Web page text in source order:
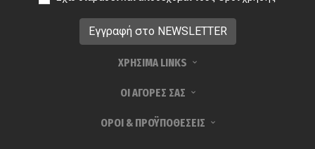
ΧΡΗΣΙΜΑ LINKS
ΟΙ ΑΓΟΡΕΣ ΣΑΣ
ΟΡΟΙ & ΠΡΟΫΠΟΘΕΣΕΙΣ